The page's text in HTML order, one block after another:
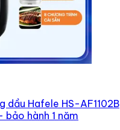
dầu Hafele HS-AF1102B
hành 1 năm